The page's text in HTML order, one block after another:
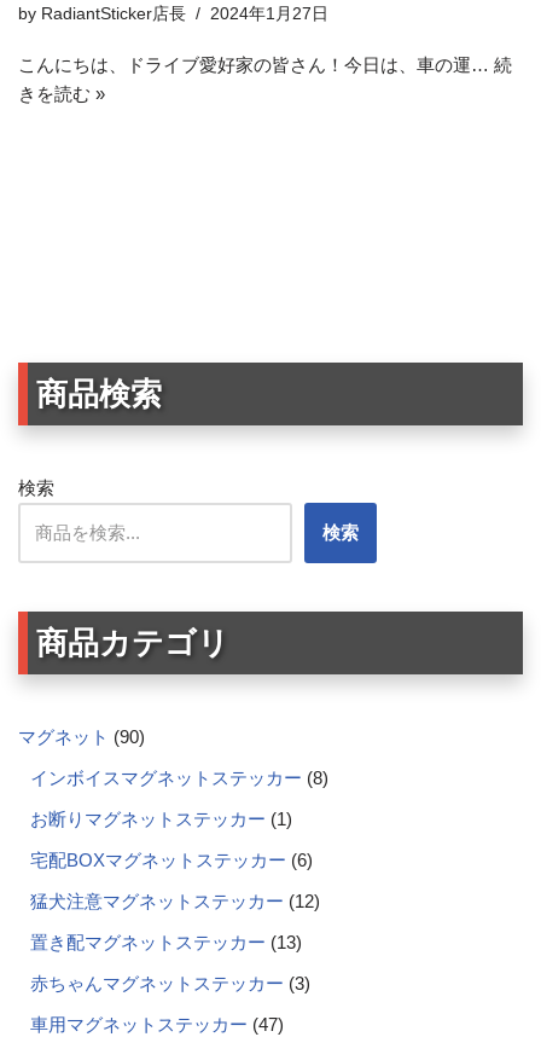
by RadiantSticker店長 2024年1月27日
こんにちは、ドライブ愛好家の皆さん！今日は、車の運… 続
きを読む »
商品検索
検索
検索
商品カテゴリ
マグネット
90
インボイスマグネットステッカー 8
お断りマグネットステッカー
1
宅配BOXマグネットステッカー 6
猛犬注意マグネットステッカー
12
置き配マグネットステッカー
13
赤ちゃんマグネットステッカー 3
車用マグネットステッカー 47